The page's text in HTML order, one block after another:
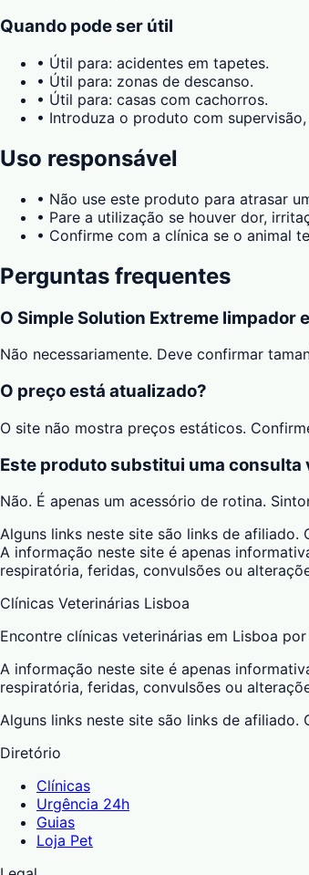
Quando pode ser útil
• Útil para: acidentes em tapetes.
• Útil para: zonas de descanso.
• Útil para: casas com cachorros.
• Introduza o produto com
Uso responsável
• Não use este produto para atrasar
• Pare a utilização se houver dor,
• Confirme com a clínica se o animal
Perguntas frequentes
O Simple Solution Extreme
Não necessariamente. Deve confirmar
O preço está atualizado?
O site não mostra preços estáticos.
Este produto substitui uma consulta
Não. É apenas um acessório de rotina.
Alguns links neste site são links de
A informação neste site é apenas
respiratória, feridas, convulsões ou
Clínicas Veterinárias Lisboa
Encontre clínicas veterinárias em Lisboa
A informação neste site é apenas
respiratória, feridas, convulsões ou
Alguns links neste site são links de
Diretório
Clínicas
Urgência 24h
Guias
Loja Pet